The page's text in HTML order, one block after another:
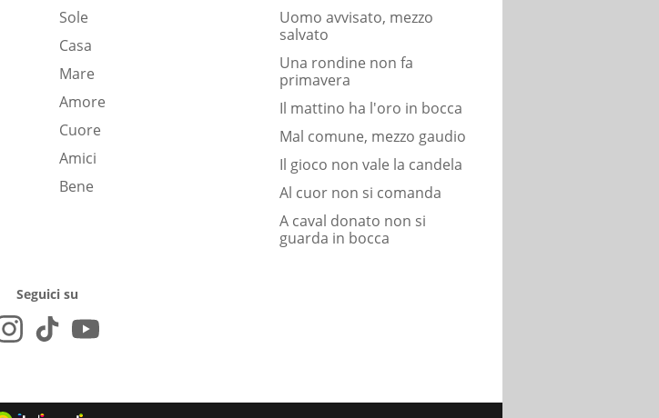
Sole
Casa
Mare
Amore
Cuore
Amici
Bene
Uomo avvisato, mezzo
salvato
Una rondine non fa
primavera
Il mattino ha l'oro in bocca
Mal comune, mezzo gaudio
Il gioco non vale la candela
Al cuor non si comanda
A caval donato non si
guarda in bocca
Seguici su